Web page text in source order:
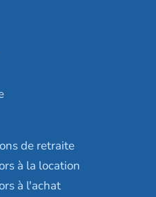
Villa Médicis
de retraite
à la location
à l'achat